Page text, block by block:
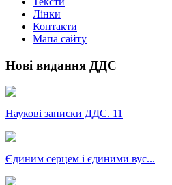
Лінки
Контакти
Мапа сайту
Нові видання ДДС
Наукові записки ДДС. 11
Єдиним серцем і єдиними вус...